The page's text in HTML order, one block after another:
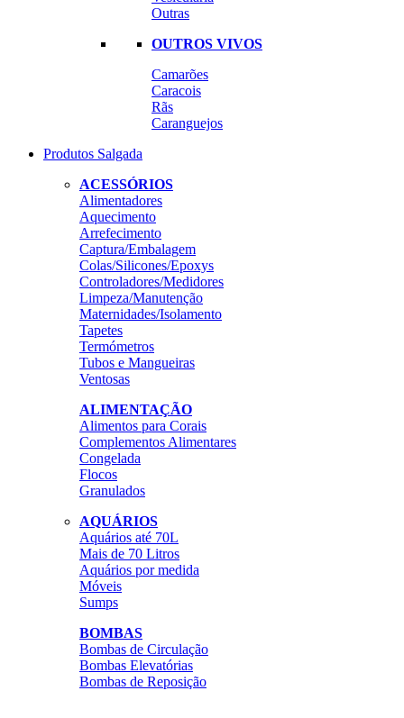
Outras
OUTROS VIVOS
Camarões
Caracois
Rãs
Caranguejos
Produtos Salgada
ACESSÓRIOS
Alimentadores
Aquecimento
Arrefecimento
Captura/Embalagem
Colas/Silicones/Epoxys
Controladores/Medidores
Limpeza/Manutenção
Maternidades/Isolamento
Tapetes
Termómetros
Tubos e Mangueiras
Ventosas
ALIMENTAÇÃO
Alimentos para Corais
Complementos Alimentares
Congelada
Flocos
Granulados
AQUÁRIOS
Aquários até 70L
Mais de 70 Litros
Aquários por medida
Móveis
Sumps
BOMBAS
Bombas de Circulação
Bombas Elevatórias
Bombas de Reposição